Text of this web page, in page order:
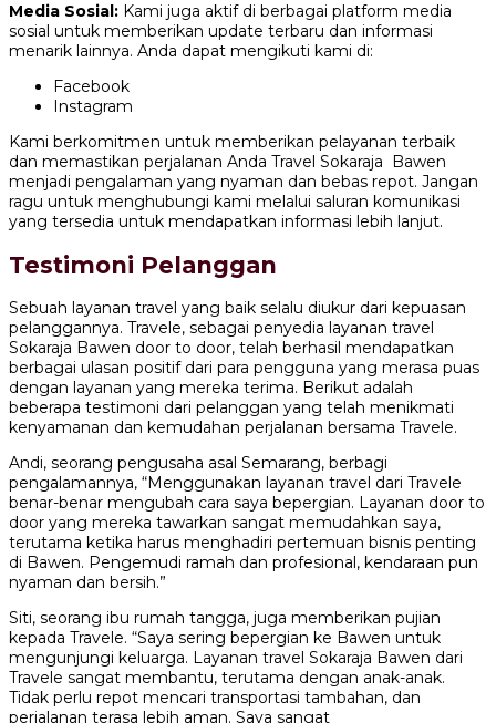
Media Sosial: Kami juga aktif di berbagai platform media
sosial untuk memberikan update terbaru dan informasi
menarik lainnya. Anda dapat mengikuti kami di:
Facebook
Instagram
Kami berkomitmen untuk memberikan pelayanan terbaik
dan memastikan perjalanan Anda Travel Sokaraja Bawen
menjadi pengalaman yang nyaman dan bebas repot. Jangan
ragu untuk menghubungi kami melalui saluran komunikasi
yang tersedia untuk mendapatkan informasi lebih lanjut.
Testimoni Pelanggan
Sebuah layanan travel yang baik selalu diukur dari kepuasan
pelanggannya. Travele, sebagai penyedia layanan travel
Sokaraja Bawen door to door, telah berhasil mendapatkan
berbagai ulasan positif dari para pengguna yang merasa puas
dengan layanan yang mereka terima. Berikut adalah
beberapa testimoni dari pelanggan yang telah menikmati
kenyamanan dan kemudahan perjalanan bersama Travele.
Andi, seorang pengusaha asal Semarang, berbagi
pengalamannya, “Menggunakan layanan travel dari Travele
benar-benar mengubah cara saya bepergian. Layanan door to
door yang mereka tawarkan sangat memudahkan saya,
terutama ketika harus menghadiri pertemuan bisnis penting
di Bawen. Pengemudi ramah dan profesional, kendaraan pun
nyaman dan bersih.”
Siti, seorang ibu rumah tangga, juga memberikan pujian
kepada Travele. “Saya sering bepergian ke Bawen untuk
mengunjungi keluarga. Layanan travel Sokaraja Bawen dari
Travele sangat membantu, terutama dengan anak-anak.
Tidak perlu repot mencari transportasi tambahan, dan
perjalanan terasa lebih aman. Saya sangat